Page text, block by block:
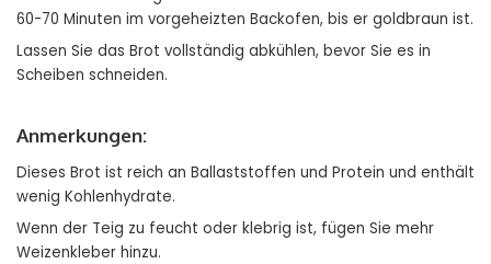
60-70 Minuten im vorgeheizten Backofen, bis er goldbraun ist.
Lassen Sie das Brot vollständig abkühlen, bevor Sie es in
Scheiben schneiden.
Anmerkungen:
Dieses Brot ist reich an Ballaststoffen und Protein und enthält
wenig Kohlenhydrate.
Wenn der Teig zu feucht oder klebrig ist, fügen Sie mehr
Weizenkleber hinzu.